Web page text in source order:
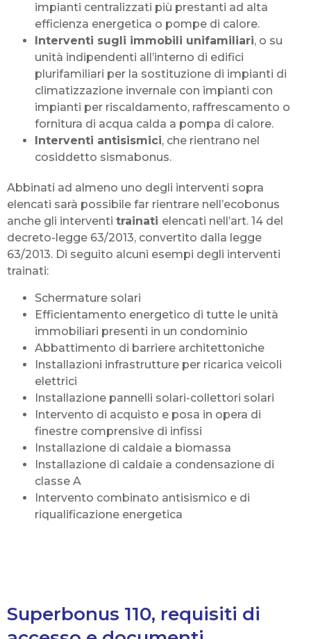
impianti centralizzati più prestanti ad alta
efficienza energetica o pompe di calore.
Interventi sugli immobili unifamiliari, o su
unità indipendenti all’interno di edifici
plurifamiliari per la sostituzione di impianti di
climatizzazione invernale con impianti con
impianti per riscaldamento, raffrescamento o
fornitura di acqua calda a pompa di calore.
Interventi antisismici, che rientrano nel
cosiddetto sismabonus.
Abbinati ad almeno uno degli interventi sopra
elencati sarà possibile far rientrare nell’ecobonus
anche gli interventi trainati elencati nell’art. 14 del
decreto-legge 63/2013, convertito dalla legge
63/2013. Di seguito alcuni esempi degli interventi
trainati:
Schermature solari
Efficientamento energetico di tutte le unità
immobiliari presenti in un condominio
Abbattimento di barriere architettoniche
Installazioni infrastrutture per ricarica veicoli
elettrici
Installazione pannelli solari-collettori solari
Intervento di acquisto e posa in opera di
finestre comprensive di infissi
Installazione di caldaie a biomassa
Installazione di caldaie a condensazione di
classe A
Intervento combinato antisismico e di
riqualificazione energetica
Superbonus 110, requisiti di